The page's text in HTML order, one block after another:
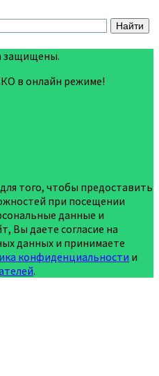
защищены.
в онлайн режиме!
для того, чтобы предоставить
при посещении
данные и
Вы даете согласие на
данных и принимаете
конфиденциальности и
.